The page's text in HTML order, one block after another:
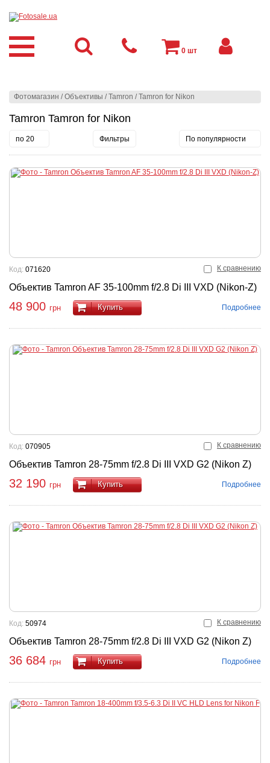
Фотомагазин /Объективы /Tamron /Tamron for Nikon
Tamron Tamron for Nikon
по 20 Фильтры По популярности
К сравнению
Объектив Tamron AF 35-100mm f/2.8 Di III VXD (Nikon-Z)
Код: 071620
48 900 грн Купить Подробнее
К сравнению
Объектив Tamron 28-75mm f/2.8 Di III VXD G2 (Nikon Z)
Код: 070905
32 190 грн Купить Подробнее
К сравнению
Объектив Tamron 28-75mm f/2.8 Di III VXD G2 (Nikon Z)
Код: 50974
36 684 грн Купить Подробнее
0 шт